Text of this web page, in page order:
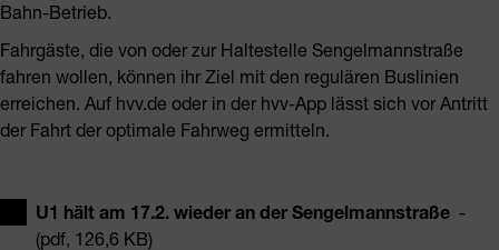
Bahn-Betrieb.
Fahrgäste, die von oder zur Haltestelle Sengelmannstraße
fahren wollen, können ihr Ziel mit den regulären Buslinien
erreichen. Auf hvv.de oder in der hvv-App lässt sich vor Antritt
der Fahrt der optimale Fahrweg ermitteln.
U1 hält am 17.2. wieder an der Sengelmannstraße -
(pdf, 126,6 KB)